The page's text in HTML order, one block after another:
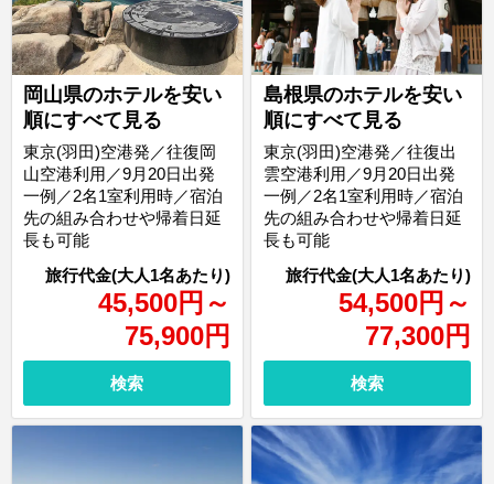
岡山県のホテルを安い
順にすべて見る
45,500円 ～
75,900円
東京(羽田)空港発／往復岡
山空港利用／9月20日出発
一例／2名1室利用時／宿泊
先の組み合わせや帰着日延
長も可能
検索
島根県のホテルを安い
順にすべて見る
54,500円 ～
77,300円
東京(羽田)空港発／往復出
雲空港利用／9月20日出発
一例／2名1室利用時／宿泊
先の組み合わせや帰着日延
長も可能
検索